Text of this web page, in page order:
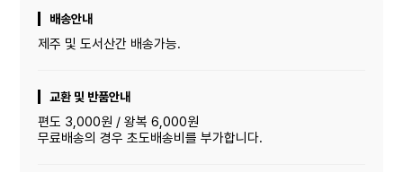
배송안내
제주 및 도서산간 배송가능.
교환 및 반품안내
편도 3,000원 / 왕복 6,000원
무료배송의 경우 초도배송비를 부가합니다.